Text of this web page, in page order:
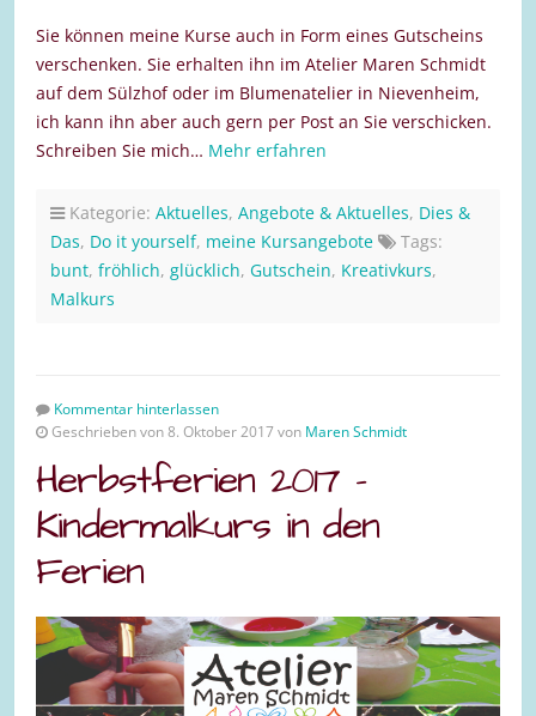
Sie können meine Kurse auch in Form eines Gutscheins
verschenken. Sie erhalten ihn im Atelier Maren Schmidt
auf dem Sülzhof oder im Blumenatelier in Nievenheim,
ich kann ihn aber auch gern per Post an Sie verschicken.
Schreiben Sie mich… Mehr erfahren
Kategorie: Aktuelles, Angebote & Aktuelles, Dies &
Das, Do it yourself, meine Kursangebote
Tags:
bunt, fröhlich, glücklich, Gutschein, Kreativkurs,
Malkurs
Kommentar hinterlassen
Geschrieben von 8. Oktober 2017 von Maren Schmidt
Herbstferien 2017 –
Kindermalkurs in den
Ferien